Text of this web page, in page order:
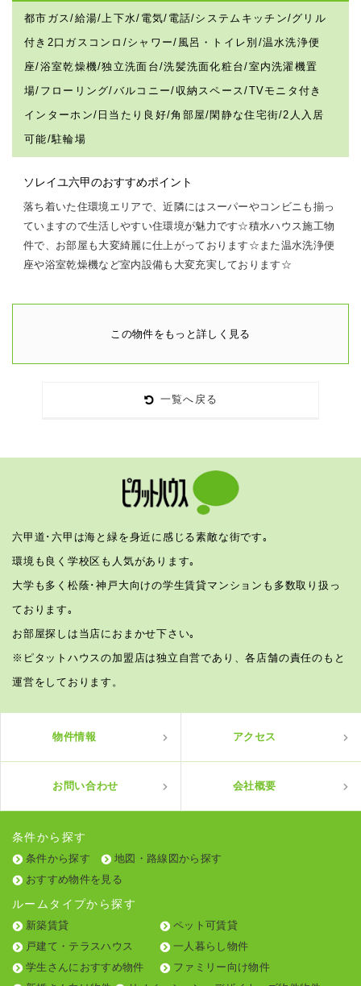
都市ガス/給湯/上下水/電気/電話/システムキッチン/グリル
付き2口ガスコンロ/シャワー/風呂・トイレ別/温水洗浄便
座/浴室乾燥機/独立洗面台/洗髪洗面化粧台/室内洗濯機置
場/フローリング/バルコニー/収納スペース/TVモニタ付き
インターホン/日当たり良好/角部屋/閑静な住宅街/2人入居
可能/駐輪場
ソレイユ六甲のおすすめポイント
落ち着いた住環境エリアで、近隣にはスーパーやコンビニも揃っ
ていますので生活しやすい住環境が魅力です☆積水ハウス施工物
件で、お部屋も大変綺麗に仕上がっております☆また温水洗浄便
座や浴室乾燥機など室内設備も大変充実しております☆
この物件をもっと詳しく見る
一覧へ戻る
六甲道･六甲は海と緑を身近に感じる素敵な街です｡
環境も良く学校区も人気があります｡
大学も多く松蔭･神戸大向けの学生賃貸マンションも多数取り扱っ
ております｡
お部屋探しは当店におまかせ下さい｡
※ピタットハウスの加盟店は独立自営であり、各店舗の責任のもと
運営をしております。
物件情報 アクセス
お問い合わせ 会社概要
条件から探す
条件から探す
地図・路線図から探す
おすすめ物件を見る
ルームタイプから探す
新築賃貸
ペット可賃貸
戸建て・テラスハウス
一人暮らし物件
学生さんにおすすめ物件
ファミリー向け物件